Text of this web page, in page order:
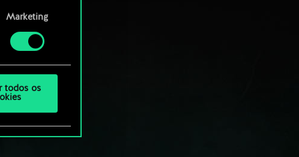
poderá
Marketing
todos os